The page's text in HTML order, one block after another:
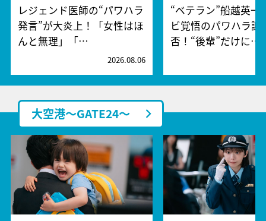
レジェンド医師の“パワハラ
発言”が大炎上！「女性はほ
んと無理」「…
2026.08.06
“ベテラン”船越英一
ビ覚悟のパワハラ謝
否！“後輩”だけに…
大空港～GATE24～